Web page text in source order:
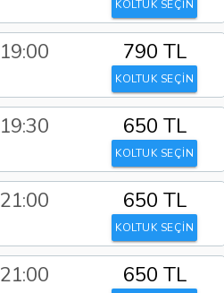
KOLTUK SEÇİN
19:00 790 TL
KOLTUK SEÇİN
19:30 650 TL
KOLTUK SEÇİN
21:00 650 TL
KOLTUK SEÇİN
21:00 650 TL